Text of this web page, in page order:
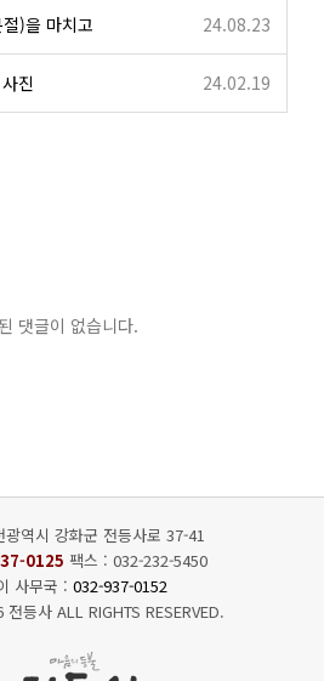
)을 마치고 24.08.23
진 24.02.19
댓글이 없습니다.
역시 강화군 전등사로 37-41
0125 팩스 : 032-232-5450
사무국 : 032-937-0152
등사 ALL RIGHTS RESERVED.